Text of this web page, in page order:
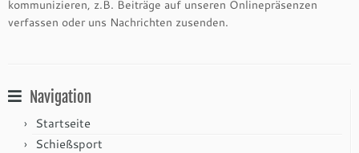
kommunizieren, z.B. Beiträge auf unseren Onlinepräsenzen
verfassen oder uns Nachrichten zusenden.
Navigation
Startseite
Schießsport